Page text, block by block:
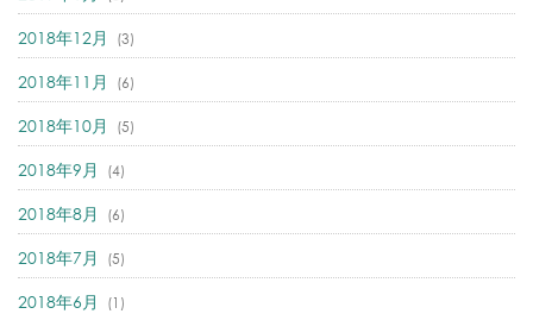
2018年12月 (3)
2018年11月 (6)
2018年10月 (5)
2018年9月 (4)
2018年8月 (6)
2018年7月 (5)
2018年6月 (1)